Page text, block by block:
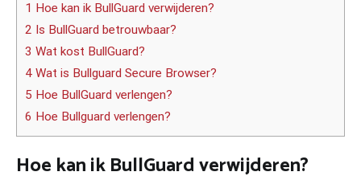
1 Hoe kan ik BullGuard verwijderen?
2 Is BullGuard betrouwbaar?
3 Wat kost BullGuard?
4 Wat is Bullguard Secure Browser?
5 Hoe BullGuard verlengen?
6 Hoe Bullguard verlengen?
Hoe kan ik BullGuard verwijderen?